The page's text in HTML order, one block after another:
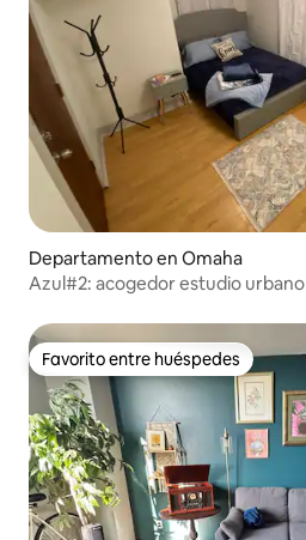
Departamento en Omaha
Azul#2: acogedor estudio urbano
Favorito entre huéspedes
Favorito entre huéspedes